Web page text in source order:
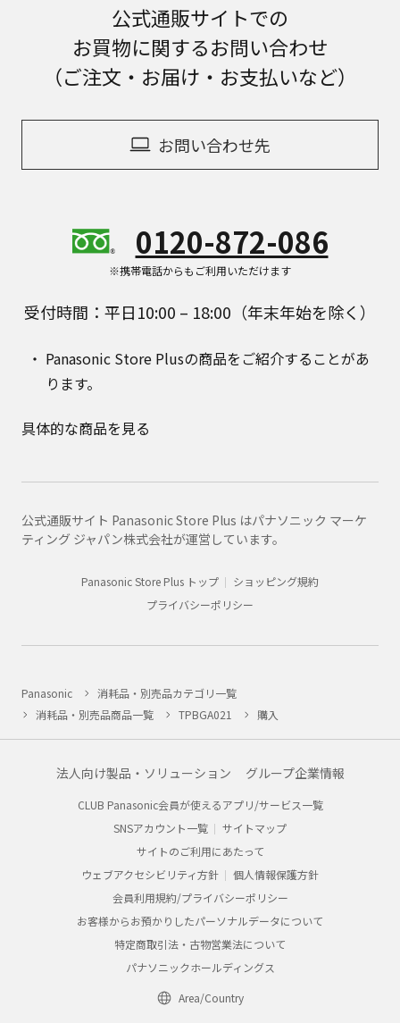
公式通販サイトでの
お買物に関するお問い合わせ
（ご注文・お届け・お支払いなど）
お問い合わせ先
0120-872-086
※携帯電話からもご利用いただけます
受付時間：平日10:00 – 18:00（年末年始を除く）
Panasonic Store Plusの商品をご紹介することがあ
ります。
具体的な商品を見る
公式通販サイト Panasonic Store Plus はパナソニック マーケ
ティング ジャパン株式会社が運営しています。
Panasonic Store Plus トップ
ショッピング規約
プライバシーポリシー
Panasonic
消耗品・別売品カテゴリ一覧
消耗品・別売品商品一覧
TPBGA021 購入
法人向け製品・ソリューション グループ企業情報
CLUB Panasonic会員が使えるアプリ/サービス一覧
SNSアカウント一覧
サイトマップ
サイトのご利用にあたって
ウェブアクセシビリティ方針
個人情報保護方針
会員利用規約/プライバシーポリシー
お客様からお預かりしたパーソナルデータについて
特定商取引法・古物営業法について
パナソニックホールディングス
Area/Country